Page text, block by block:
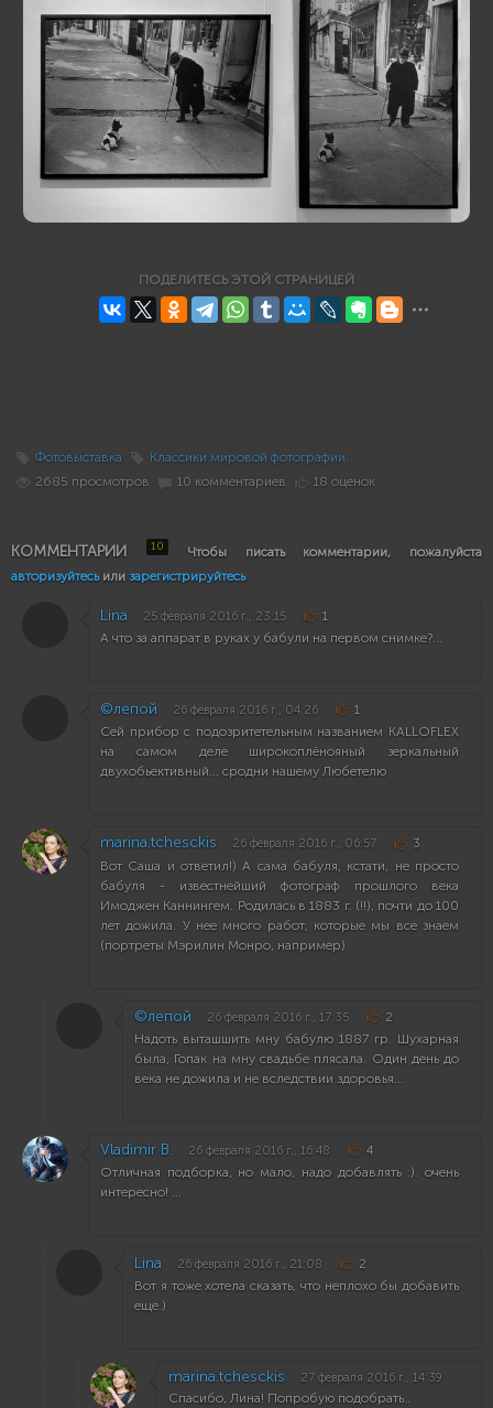
ПОДЕЛИТЕСЬ ЭТОЙ СТРАНИЦЕЙ
Фотовыставка
Классики мировой фотографии.
2685 просмотров
10 комментариев 18 оценок
КОММЕНТАРИИ 10
Чтобы писать комментарии, пожалуйста
авторизуйтесьили зарегистрируйтесь
Lina 25 февраля 2016 г., 23:15 1
А что за аппарат в руках у бабули на первом снимке?...
©лепой 26 февраля 2016 г., 04:26 1
Сей прибор с подозритетельным названием KALLOFLEX
на самом деле широкоплёнояный зеркальный
двухобьективный... сродни нашему Любетелю
marina.tchesckis 26 февраля 2016 г., 06:57 3
Вот Саша и ответил!) А сама бабуля, кстати, не просто
бабуля - известнейший фотограф прошлого века
Имоджен Каннингем. Родилась в 1883 г. (!!), почти до 100
лет дожила. У нее много работ, которые мы все знаем
(портреты Мэрилин Монро, например)
©лепой 26 февраля 2016 г., 17:35 2
Надоть выташшить мну бабулю 1887 гр. Шухарная
была, Гопак на мну свадьбе плясала. Один день до
века не дожила и не вследствии здоровья...
Vladimir B. 26 февраля 2016 г., 16:48 4
Отличная подборка, но мало, надо добавлять :). очень
интересно! ...
Lina 26 февраля 2016 г., 21:08 2
Вот я тоже хотела сказать, что неплохо бы добавить
еще.)
marina.tchesckis 27 февраля 2016 г., 14:39
Спасибо, Лина! Попробую подобрать..